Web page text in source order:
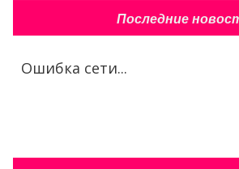
Последние
Ошибка сети...